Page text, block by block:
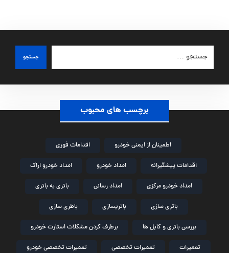
جستجو
برچسب های محبوب
اطمینان از ایمنی خودرو اقدامات فوری
اقدامات پیشگیرانه امداد خودرو امداد خودرو اراک
امداد خودرو مرکزی امداد رسانی باتری به باتری
باتری سازی باتریسازی باطری سازی
بررسی باتری و کابل ها برطرف کردن مشکلات استارت خودرو
تعمیرات تعمیرات تخصصی تعمیرات تخصصی خودرو